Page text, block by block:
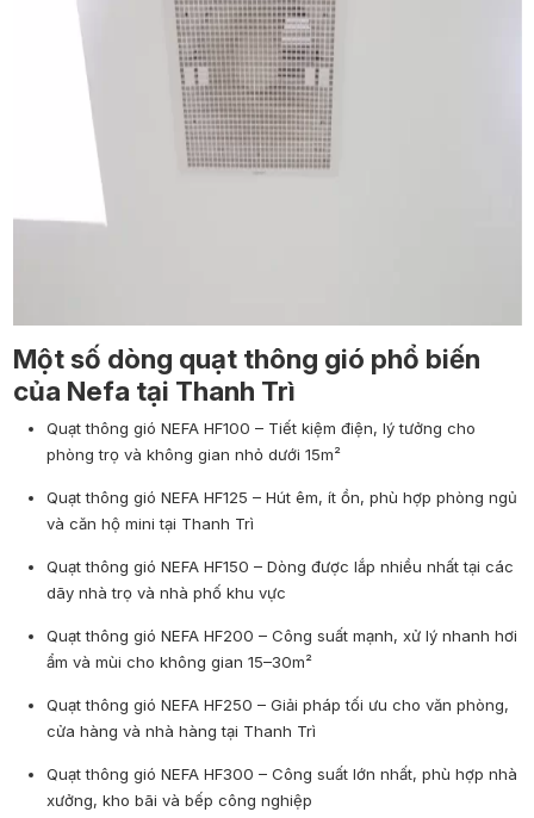
Một số dòng quạt thông gió phổ biến
của Nefa tại Thanh Trì
Quạt thông gió NEFA HF100 – Tiết kiệm điện, lý tưởng cho
phòng trọ và không gian nhỏ dưới 15m²
Quạt thông gió NEFA HF125 – Hút êm, ít ồn, phù hợp phòng ngủ
và căn hộ mini tại Thanh Trì
Quạt thông gió NEFA HF150 – Dòng được lắp nhiều nhất tại các
dãy nhà trọ và nhà phố khu vực
Quạt thông gió NEFA HF200 – Công suất mạnh, xử lý nhanh hơi
ẩm và mùi cho không gian 15–30m²
Quạt thông gió NEFA HF250 – Giải pháp tối ưu cho văn phòng,
cửa hàng và nhà hàng tại Thanh Trì
Quạt thông gió NEFA HF300 – Công suất lớn nhất, phù hợp nhà
xưởng, kho bãi và bếp công nghiệp